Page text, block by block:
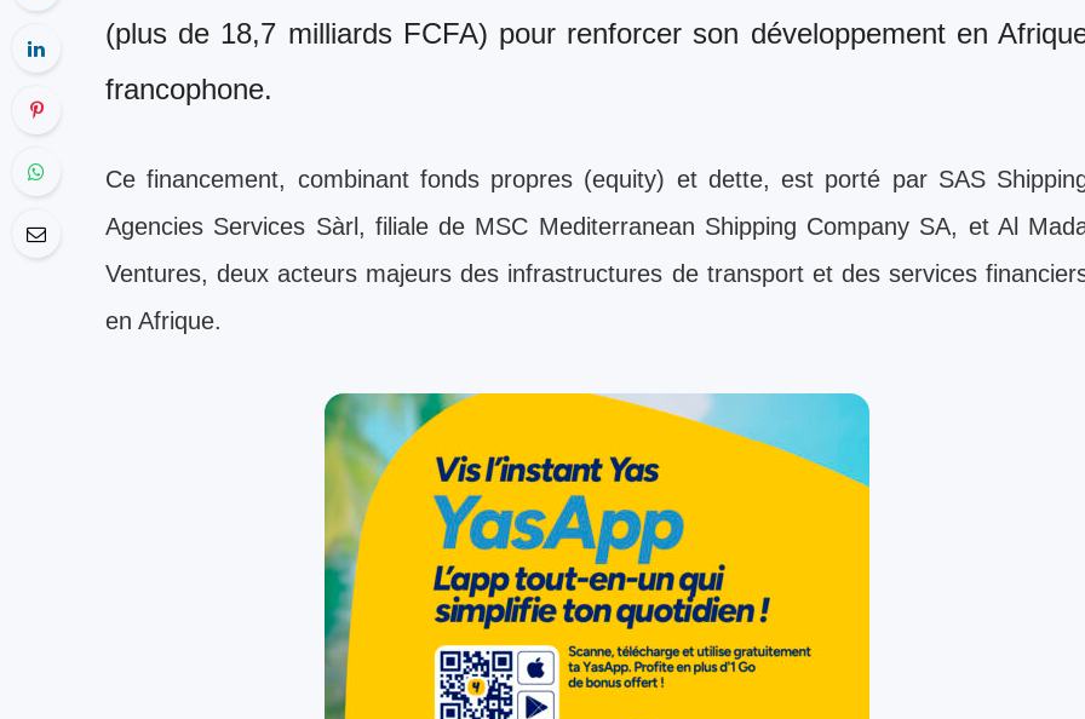
(plus de 18,7 milliards FCFA) pour renforcer son développement en
francophone.
Ce financement, combinant fonds propres (equity) et dette, est porté par SAS
Agencies Services Sàrl, filiale de MSC Mediterranean Shipping Company SA, et Al
Ventures, deux acteurs majeurs des infrastructures de transport et des services
en Afrique.